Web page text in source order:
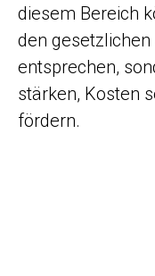
diesem Bereich
den
entsprechen,
stärken, Kosten
fördern.